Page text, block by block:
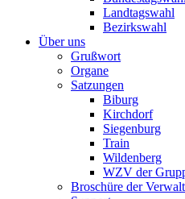
Landtagswahl
Bezirkswahl
Über uns
Grußwort
Organe
Satzungen
Biburg
Kirchdorf
Siegenburg
Train
Wildenberg
WZV der
Broschüre der